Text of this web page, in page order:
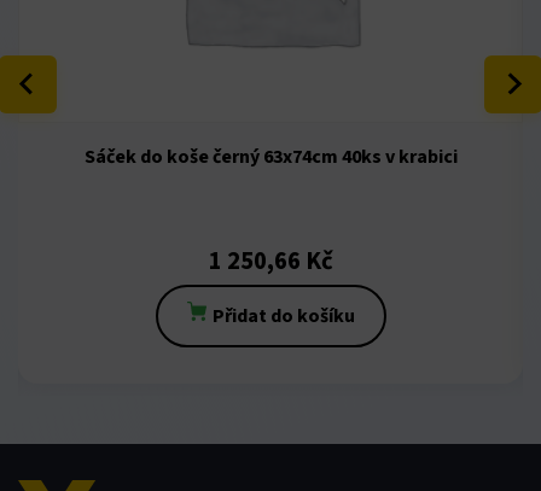
Sáček do koše černý 63x74cm 40ks v krabici
1 250,66 Kč
Přidat do košíku